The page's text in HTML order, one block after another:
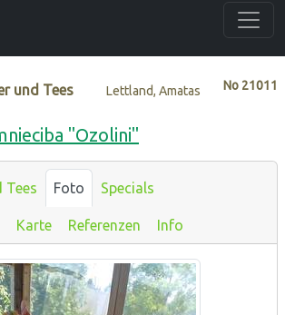
No 21011
und Tees
Lettland, Amatas
"Ozolini"
Tees Foto Specials
Karte Referenzen Info